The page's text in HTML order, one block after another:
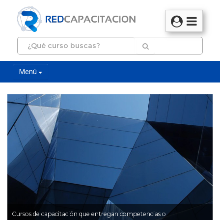
Menú
Cursos de capacitación que entregan competencias o